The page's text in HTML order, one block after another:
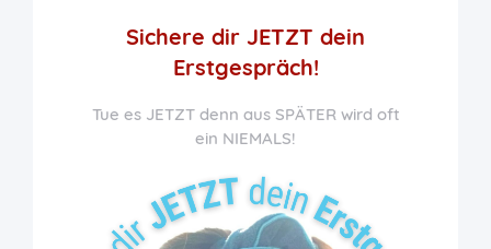
Sichere dir JETZT dein
Erstgespräch!
Tue es JETZT denn aus SPÄTER wird oft
ein NIEMALS!